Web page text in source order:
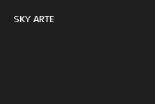
SKY ARTE